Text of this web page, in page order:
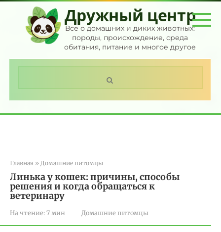
Перейти
контенту
Дружный центр
Все о домашних и диких животных:
породы, происхождение, среда
обитания, питание и многое другое
Главная » Домашние питомцы
Линька у кошек: причины, способы
решения и когда обращаться к
ветеринару
На чтение:7 мин Домашние питомцы